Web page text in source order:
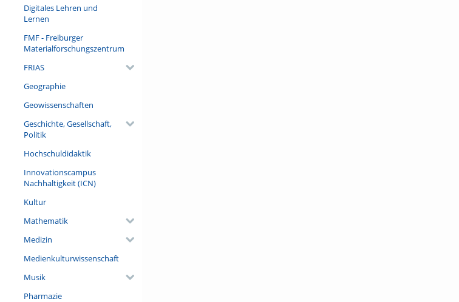
Digitales Lehren und
Lernen
FMF - Freiburger
Materialforschungszentrum
FRIAS
Geographie
Geowissenschaften
Geschichte, Gesellschaft,
Politik
Hochschuldidaktik
Innovationscampus
Nachhaltigkeit (ICN)
Kultur
Mathematik
Medizin
Medienkulturwissenschaft
Musik
Pharmazie